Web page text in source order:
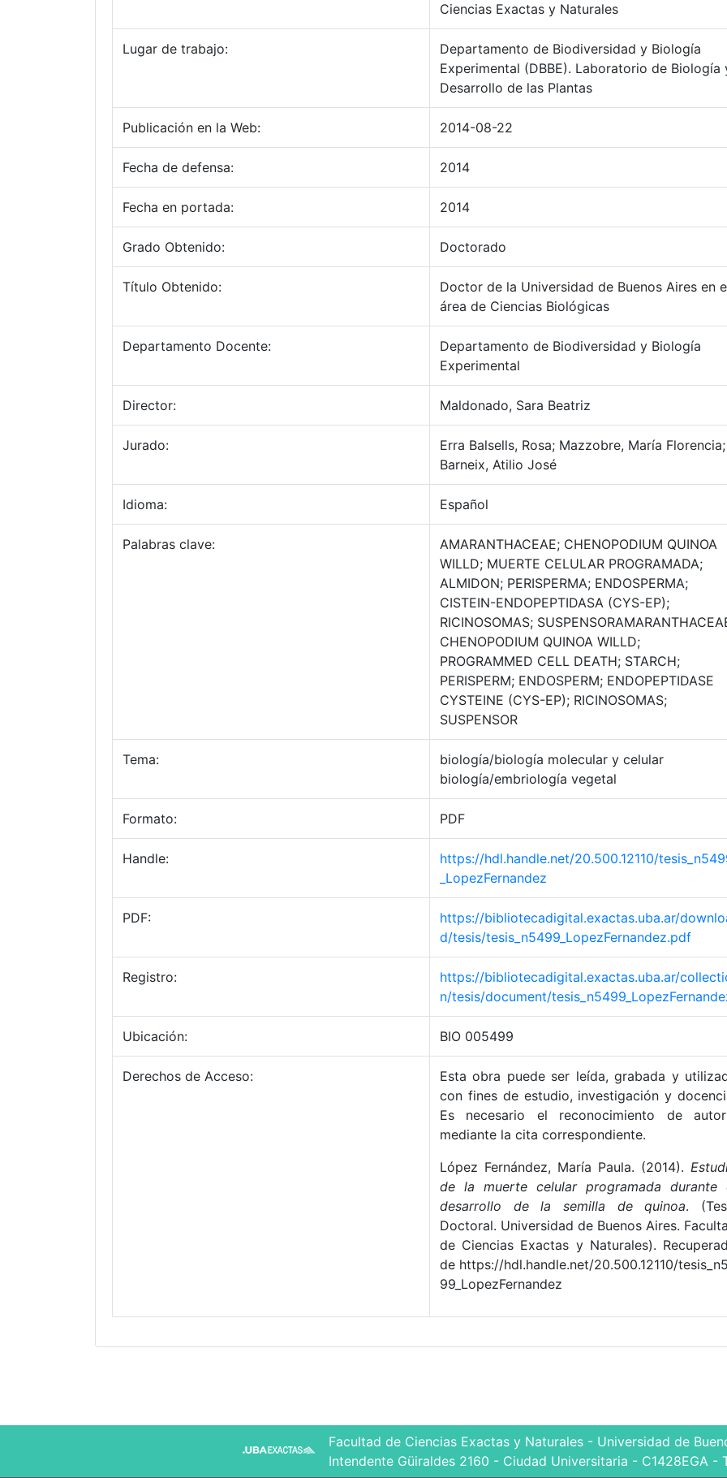
Ciencias Exactas y Naturales
Lugar de trabajo:
Departamento de Biodiversidad y Biología
Experimental (DBBE). Laboratorio de Biología
Desarrollo de las Plantas
Publicación en la Web: 2014-08-22
Fecha de defensa: 2014
Fecha en portada: 2014
Grado Obtenido: Doctorado
Título Obtenido:
Doctor de la Universidad de Buenos Aires en
área de Ciencias Biológicas
Departamento Docente:
Departamento de Biodiversidad y Biología
Experimental
Director: Maldonado, Sara Beatriz
Jurado:
Erra Balsells, Rosa; Mazzobre, María Florencia;
Barneix, Atilio José
Idioma: Español
Palabras clave:
AMARANTHACEAE; CHENOPODIUM QUINOA
WILLD; MUERTE CELULAR PROGRAMADA;
ALMIDON; PERISPERMA; ENDOSPERMA;
CISTEIN-ENDOPEPTIDASA (CYS-EP);
RICINOSOMAS;
CHENOPODIUM QUINOA WILLD;
PROGRAMMED CELL DEATH; STARCH;
PERISPERM; ENDOSPERM; ENDOPEPTIDASE
CYSTEINE (CYS-EP); RICINOSOMAS;
SUSPENSOR
Tema:
biología/biología molecular y celular
biología/embriología vegetal
Formato: PDF
Handle:
https://hdl.handle.net/20.500.12110/
_LopezFernandez
PDF:
https://bibliotecadigital.exactas.uba.ar/
d/tesis/tesis_n5499_LopezFernandez.pdf
Registro:
https://bibliotecadigital.exactas.uba.ar/
n/tesis/document/
Ubicación: BIO 005499
Derechos de Acceso:
Esta obra puede ser leída, grabada y
con fines de estudio, investigación y
Es necesario el reconocimiento de
mediante la cita correspondiente.
López Fernández, María Paula. (2014).
de la muerte celular programada durante
desarrollo de la semilla de quinoa.
Doctoral. Universidad de Buenos Aires.
de Ciencias Exactas y Naturales).
de https://hdl.handle.net/20.500.12110/
99_LopezFernandez
Facultad de Ciencias Exactas y Naturales - Universidad de
Intendente Güiraldes 2160 - Ciudad Universitaria - C1428EGA -